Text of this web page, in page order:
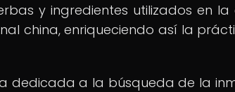
y ingredientes utilizados en
china, enriqueciendo así la
dedicada a la búsqueda de la